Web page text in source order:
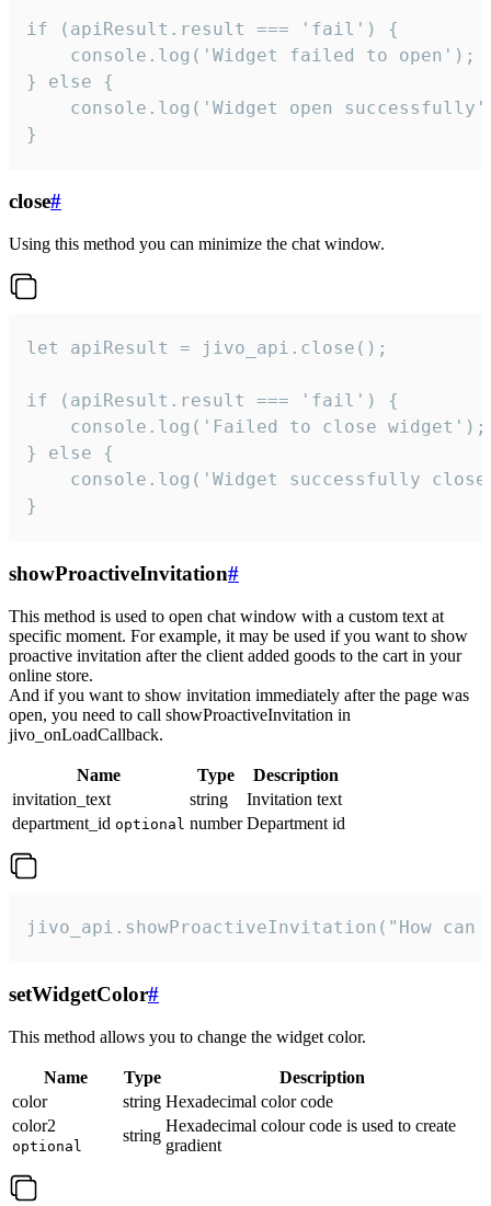
if (apiResult.result === 'fail') {
    console.log('Widget failed to open');
} else {
console.log('Widget open
}
close#
Using this method you can minimize the chat window.
let apiResult = jivo_api.close();
if (apiResult.result === 'fail') {
    console.log('Failed to close widget');
} else {
console.log('Widget successfully
}
showProactiveInvitation#
This method is used to open chat window with a custom text at
specific moment. For example, it may be used if you want to show
proactive invitation after the client added goods to the cart in your
online store.
And if you want to show invitation immediately after the page was
open, you need to call showProactiveInvitation in
jivo_onLoadCallback.
Name Type
Description
invitation_text
string
Invitation text
department_id optional number Department id
jivo_api.showProactiveInvitation("How
setWidgetColor#
This method allows you to change the widget color.
Name Type
Description
color
string Hexadecimal color code
color2
optional
string
Hexadecimal colour code is used to create
gradient